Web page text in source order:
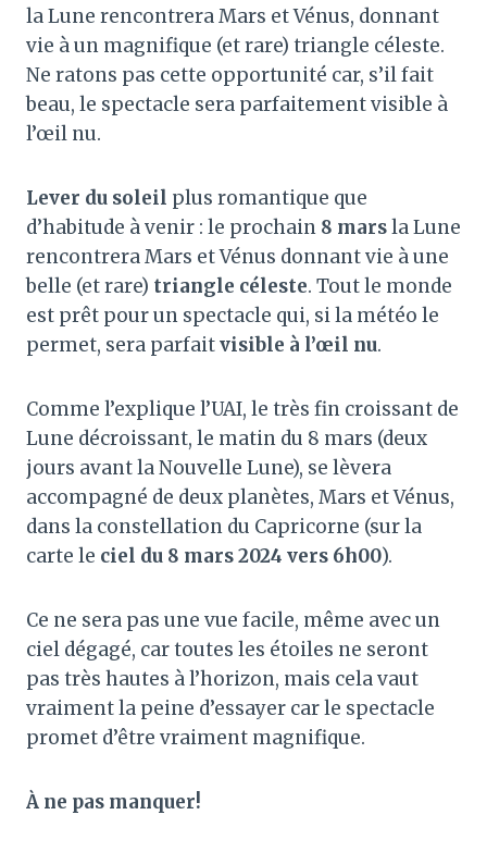
la Lune rencontrera Mars et Vénus, donnant
vie à un magnifique (et rare) triangle céleste.
Ne ratons pas cette opportunité car, s’il fait
beau, le spectacle sera parfaitement visible à
l’œil nu.
Lever du soleil plus romantique que
d’habitude à venir : le prochain 8 marsla Lune
rencontrera Mars et Vénus donnant vie à une
belle (et rare) triangle céleste. Tout le monde
est prêt pour un spectacle qui, si la météo le
permet, sera parfaitvisible à l’œil nu.
Comme l’explique l’UAI, le très fin croissant de
Lune décroissant, le matin du 8 mars (deux
jours avant la Nouvelle Lune), se lèvera
accompagné de deux planètes, Mars et Vénus,
dans la constellation du Capricorne (sur la
carte le ciel du 8 mars 2024 vers 6h00).
Ce ne sera pas une vue facile, même avec un
ciel dégagé, car toutes les étoiles ne seront
pas très hautes à l’horizon, mais cela vaut
vraiment la peine d’essayer car le spectacle
promet d’être vraiment magnifique.
À ne pas manquer!